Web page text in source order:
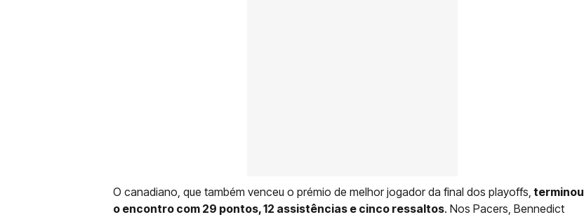
O canadiano, que também venceu o prémio de melhor jogador da final dos playoffs, terminou
o encontro com 29 pontos, 12 assistências e cinco ressaltos. Nos Pacers, Bennedict